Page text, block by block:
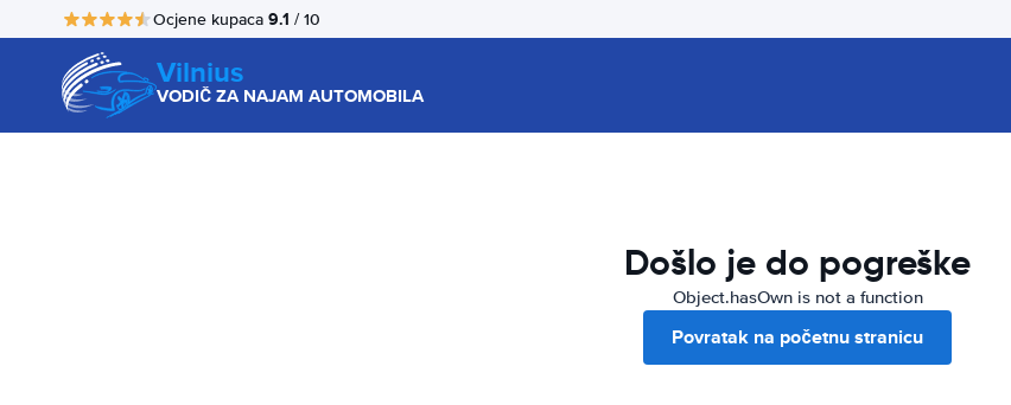
Ocjene kupaca 9.1 / 10
Vilnius
VODIČ ZA NAJAM AUTOMOBILA
Došlo je do pogreške
Object.hasOwn is not a function
Povratak na početnu stranicu